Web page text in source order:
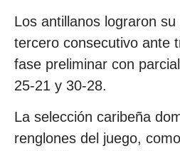
Los antillanos lograron
tercero consecutivo ante
fase preliminar con
25-21 y 30-28.
La selección caribeña
renglones del juego,